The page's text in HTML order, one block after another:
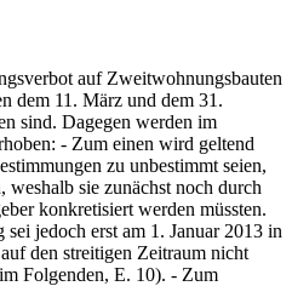
auf Zweitwohnungsbauten
dem 11. März und dem 31.
sind. Dagegen werden im
- Zum einen wird geltend
zu unbestimmt seien,
weshalb sie zunächst noch durch
konkretisiert werden müssten.
jedoch erst am 1. Januar 2013 in
den streitigen Zeitraum nicht
Folgenden, E. 10). - Zum